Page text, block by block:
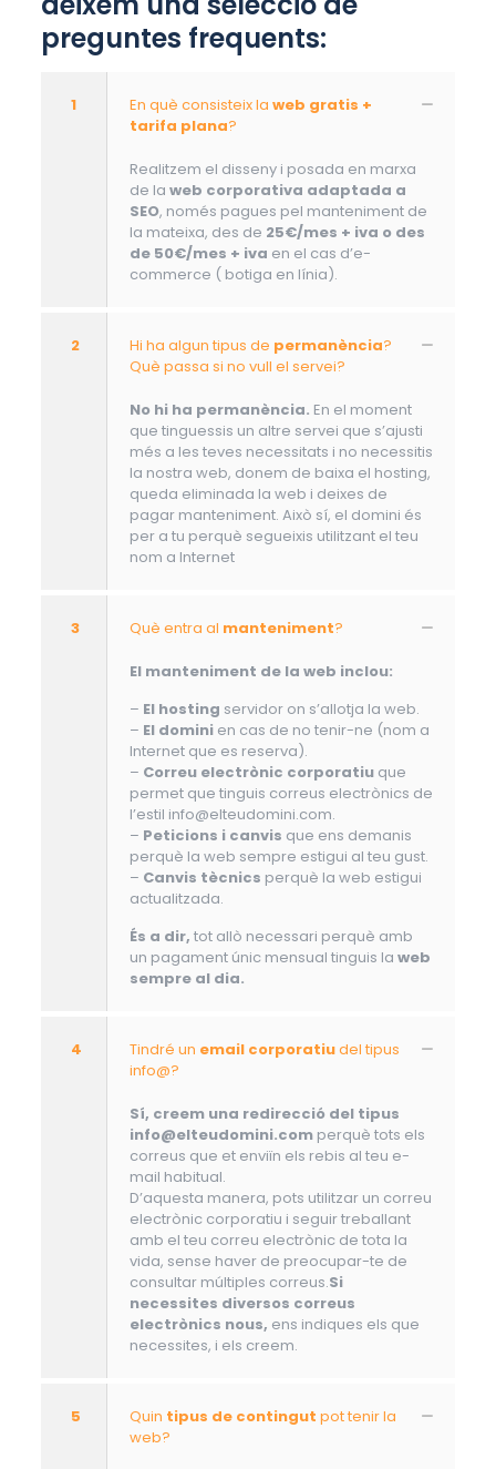
preguntes frequents:
1 En què consisteix la web gratis +
tarifa plana?
Realitzem el disseny i posada en marxa
de la web corporativa adaptada a
SEO, només pagues pel manteniment de
la mateixa, des de 25€/mes + iva o des
de 50€/mes + iva en el cas d’e-
commerce ( botiga en línia).
2 Hi ha algun tipus de permanència?
Què passa si no vull el servei?
No hi ha permanència. En el moment
que tinguessis un altre servei que s’ajusti
més a les teves necessitats i no necessitis
la nostra web, donem de baixa el hosting,
queda eliminada la web i deixes de
pagar manteniment. Això sí, el domini és
per a tu perquè segueixis utilitzant el teu
nom a Internet
3 Què entra al manteniment?
El manteniment de la web inclou:
– El hosting servidor on s’allotja la web.
– El dominien cas de no tenir-ne (nom a
Internet que es reserva).
– Correu electrònic corporatiuque
permet que tinguis correus electrònics de
l’estil info@elteudomini.com.
– Peticions i canvis que ens demanis
perquè la web sempre estigui al teu gust.
– Canvis tècnics perquè la web estigui
actualitzada.
És a dir, tot allò necessari perquè amb
un pagament únic mensual tinguis la web
sempre al dia.
4 Tindré un email corporatiudel tipus
info@?
Sí, creem una redirecció del tipus
info@elteudomini.comperquè tots els
correus que et enviïn els rebis al teu e-
mail habitual.
D’aquesta manera, pots utilitzar un correu
electrònic corporatiu i seguir treballant
amb el teu correu electrònic de tota la
vida, sense haver de preocupar-te de
consultar múltiples correus.Si
necessites diversos correus
electrònics nous, ens indiques els que
necessites, i els creem.
5 Quin tipus de contingut pot tenir la
web?